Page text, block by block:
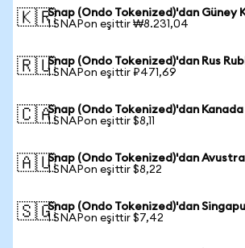
🇰🇷Snap (Ondo Tokenized)'dan Güney
1 SNAPon eşittir ₩8.231,04
🇷🇺Snap (Ondo Tokenized)'dan Rus
1 SNAPon eşittir ₽471,69
🇨🇦Snap (Ondo Tokenized)'dan Kanada
1 SNAPon eşittir $8,11
🇦🇺Snap (Ondo Tokenized)'dan
1 SNAPon eşittir $8,22
🇸🇬Snap (Ondo Tokenized)'dan
1 SNAPon eşittir $7,42